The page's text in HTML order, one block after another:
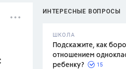
ИНТЕРЕСНЫЕ ВОПРОСЫ
ШКОЛА
Подскажите, как
отношением
ребенку?
15